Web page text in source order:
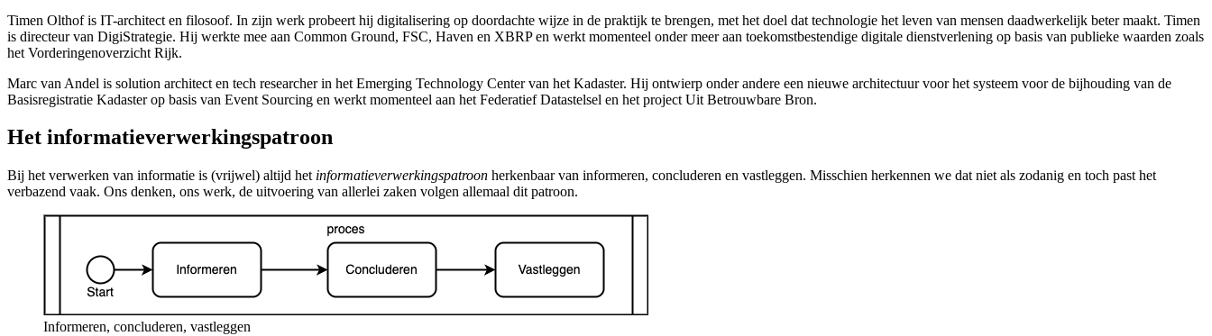
Timen Olthof is IT-architect en filosoof. In zijn werk probeert hij digitalisering op doordachte wijze in de praktijk te brengen, met het doel dat technologie het leven van mensen daadwerkelijk beter maakt. Timen
is directeur van DigiStrategie. Hij werkte mee aan Common Ground, FSC, Haven en XBRP en werkt momenteel onder meer aan toekomstbestendige digitale dienstverlening op basis van publieke waarden zoals
het Vorderingenoverzicht Rijk.
Marc van Andel is solution architect en tech researcher in het Emerging Technology Center van het Kadaster. Hij ontwierp onder andere een nieuwe architectuur voor het systeem voor de bijhouding van de
Basisregistratie Kadaster op basis van Event Sourcing en werkt momenteel aan het Federatief Datastelsel en het project Uit Betrouwbare Bron.
Het informatieverwerkingspatroon
Bij het verwerken van informatie is (vrijwel) altijd het informatieverwerkingspatroon herkenbaar van informeren, concluderen en vastleggen. Misschien herkennen we dat niet als zodanig en toch past het
verbazend vaak. Ons denken, ons werk, de uitvoering van allerlei zaken volgen allemaal dit patroon.
Informeren, concluderen, vastleggen